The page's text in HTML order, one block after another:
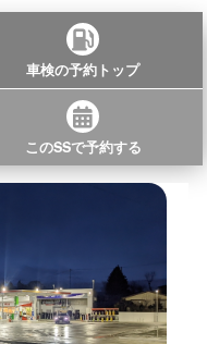
車検の予約トップ
このSSで予約する